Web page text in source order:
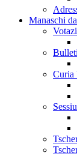
Manaschi
Curia